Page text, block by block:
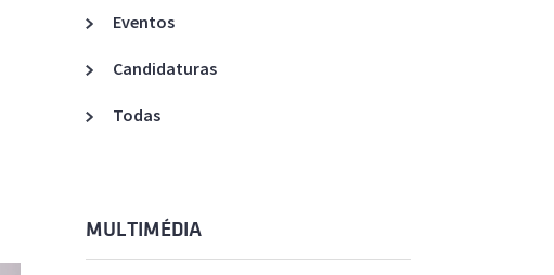
Eventos
Candidaturas
Todas
MULTIMÉDIA